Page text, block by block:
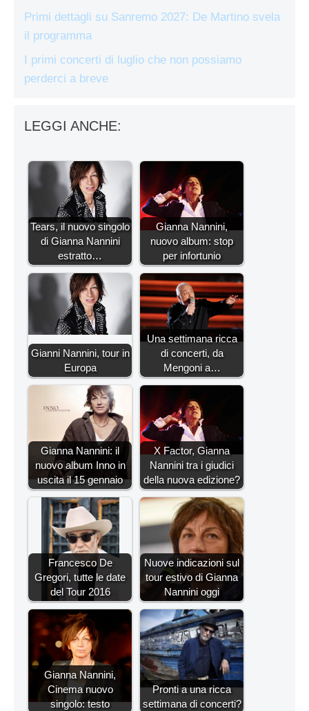
Primi dettagli su Sanremo 2027: De Martino svela
il programma
I primi concerti di luglio che non possiamo
perderci a breve
LEGGI ANCHE:
Tears, il nuovo singolo
di Gianna Nannini
estratto…
Gianna Nannini,
nuovo album: stop
per infortunio
Gianni Nannini, tour in
Europa
Una settimana ricca
di concerti, da
Mengoni a…
Gianna Nannini: il
nuovo album Inno in
uscita il 15 gennaio
X Factor, Gianna
Nannini tra i giudici
della nuova edizione?
Francesco De
Gregori, tutte le date
del Tour 2016
Nuove indicazioni sul
tour estivo di Gianna
Nannini oggi
Gianna Nannini,
Cinema nuovo
singolo: testo
Pronti a una ricca
settimana di concerti?